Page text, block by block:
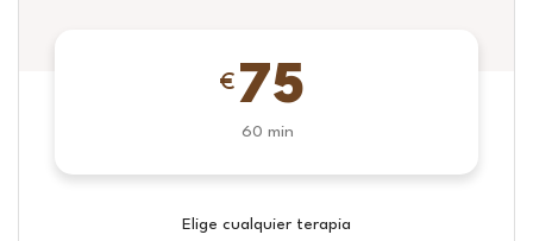
€ 75
60 min
Elige cualquier terapia